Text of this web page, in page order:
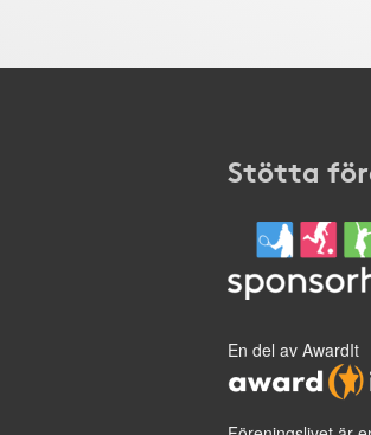
Stötta
En del av AwardIt